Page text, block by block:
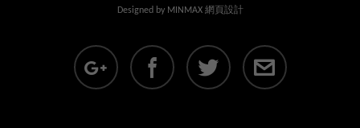
Designed by MINMAX 網頁設計